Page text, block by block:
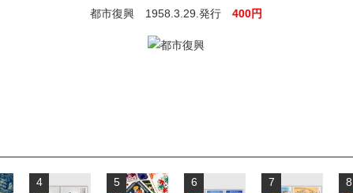
都市復興 1958.3.29.発行 400円
4 5 6 7 8